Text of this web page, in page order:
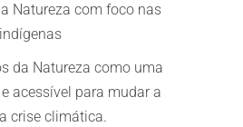
Natureza com foco nas
da Natureza como uma
acessível para mudar a
crise climática.